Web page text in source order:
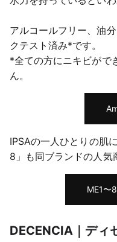
アルコールフリー、油
クテスト済み*です。
*全ての方にニキビがで
ん。
IPSAの一人ひとりの肌
8」も同ブランドの人気
ME1〜
DECENCIA｜ディ